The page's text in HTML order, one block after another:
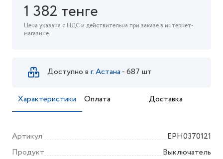
1 382 тенге
Цена указана с НДС и действительна при заказе в интернет-
магазине.
Доступно в г. Астана - 687 шт
Характеристики Оплата Доставка
Артикул
EPH0370121
Продукт
Выключатель